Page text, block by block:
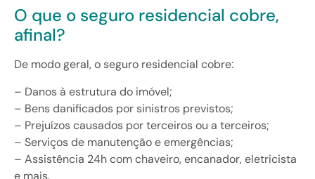
O que o seguro residencial cobre,
afinal?
De modo geral, o seguro residencial cobre:
– Danos à estrutura do imóvel;
– Bens danificados por sinistros previstos;
– Prejuízos causados por terceiros ou a terceiros;
– Serviços de manutenção e emergências;
– Assistência 24h com chaveiro, encanador, eletricista
e mais.